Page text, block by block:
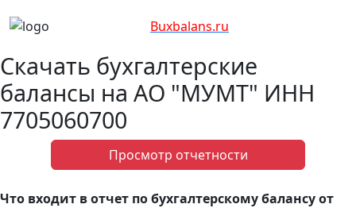
Buxbalans.ru
Скачать бухгалтерские
балансы на АО "МУМТ" ИНН
7705060700
Просмотр отчетности
Что входит в отчет по бухгалтерскому балансу от